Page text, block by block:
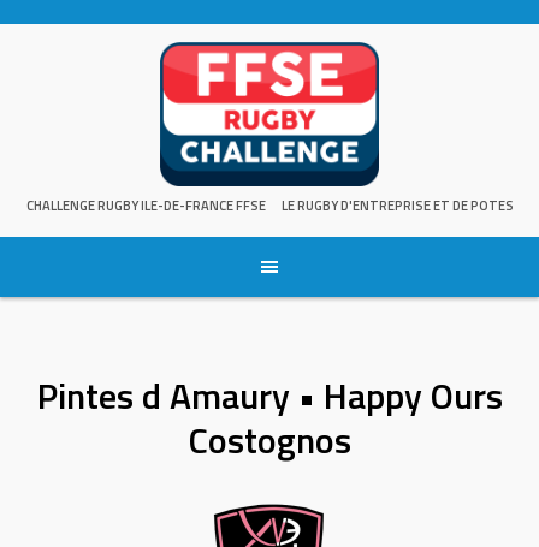
CHALLENGE RUGBY ILE-DE-FRANCE FFSE LE RUGBY D'ENTREPRISE ET DE POTES
Pintes d Amaury • Happy Ours
Costognos